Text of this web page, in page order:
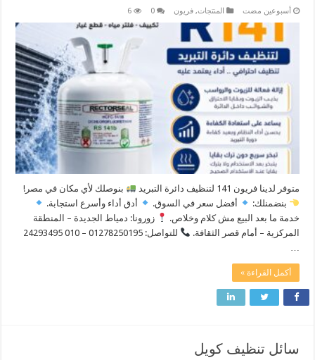
‏أسبوعين مضت المنتجات, فريون 0
6
متوفر لدينا فريون 141 لتنظيف دائرة التبريد
بنوصلك لأي مكان في مصر! ​
بنضمنلك:
أفضل سعر في السوق.
أدق أداء وأسرع استجابة.
خدمة ما بعد البيع مش كلام وخلاص. ​
زورونا: دمياط الجديدة – المنطقة
المركزية – أمام قصر الثقافة.
للتواصل: 01278250195 – 010 24293495
…
أكمل القراءة »
سائل تنظيف كويل